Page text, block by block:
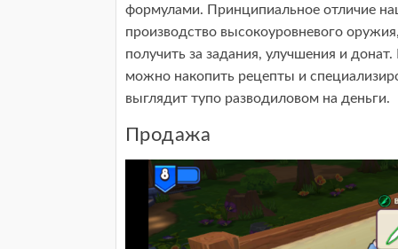
формулами. Принципиальное отличие
производство высокоуровневого
получить за задания, улучшения и
можно накопить рецепты и
выглядит тупо разводиловом на деньги.
Продажа